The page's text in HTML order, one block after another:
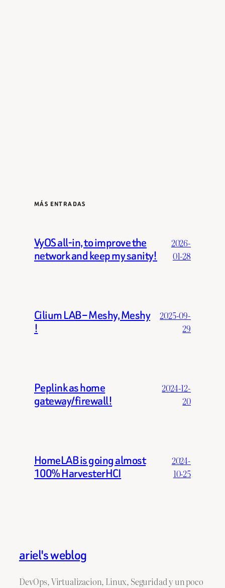
MÁS ENTRADAS
VyOS all-in, to improve the
network and keep my sanity!
2026-
01-28
Cilium LAB – Meshy, Meshy
!
2025-09-
29
Peplink as home
gateway/firewall!
2024-12-
20
HomeLAB is going almost
100% HarvesterHCI
2024-
10-25
ariel's weblog
DevOps, Virtualizacion, Linux, Seguridad y un poco